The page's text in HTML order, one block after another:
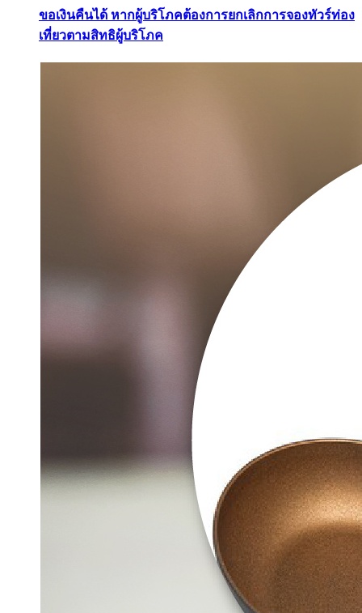
ขอเงินคืนได้ หากผู้บริโภคต้องการยกเลิกการจองทัวร์ท่อง
เที่ยวตามสิทธิผู้บริโภค